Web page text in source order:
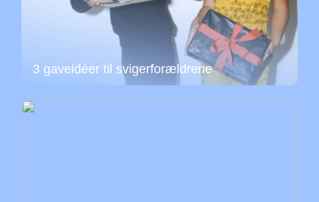
3 gaveidéer til svigerforældrene